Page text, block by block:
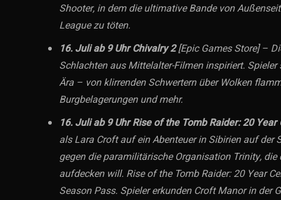
Shooter, in dem die ultimative Bande von
League zu töten.
16. Juli ab 9 UhrChivalry 2[Epic Games Store] –
Schlachten aus Mittelalter-Filmen inspiriert.
Ära – von klirrenden Schwertern über Wolken
Burgbelagerungen und mehr.
16. Juli ab 9 UhrRise of the Tomb Raider: 20 Year
als Lara Croft auf ein Abenteuer in Sibirien auf der
gegen die paramilitärische Organisation Trinity,
aufdecken will. Rise of the Tomb Raider: 20 Year
Season Pass. Spieler erkunden Croft Manor in der